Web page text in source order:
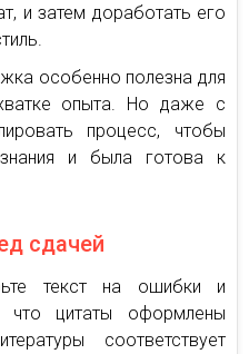
и затем доработать его
особенно полезна для
опыта. Но даже с
процесс, чтобы
и была готова к
сдачей
текст на ошибки и
что цитаты оформлены
соответствует